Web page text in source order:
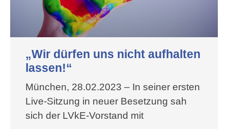
„Wir dürfen uns nicht aufhalten
lassen!“
München, 28.02.2023 – In seiner ersten
Live-Sitzung in neuer Besetzung sah
sich der LVkE-Vorstand mit